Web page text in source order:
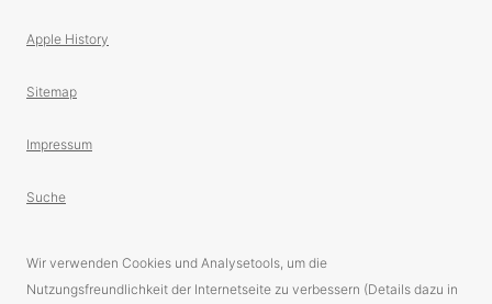
Apple History
Sitemap
Impressum
Suche
Wir verwenden Cookies und Analysetools, um die
Nutzungsfreundlichkeit der Internetseite zu verbessern (Details dazu in